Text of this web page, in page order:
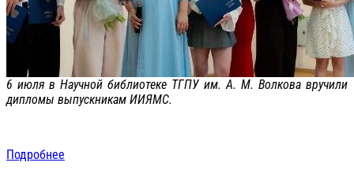
6 июля в Научной библиотеке ТГПУ им. А. М. Волкова вручили
дипломы выпускникам ИИЯМС.
Подробнее